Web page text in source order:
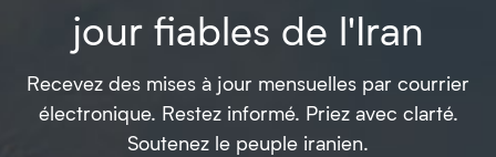
jour fiables de l'Iran
Recevez des mises à jour mensuelles par courrier
électronique. Restez informé. Priez avec clarté.
Soutenez le peuple iranien.